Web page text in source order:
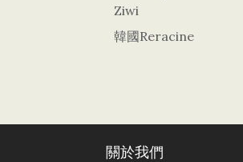
Ziwi
韓國Reracine
關於我們